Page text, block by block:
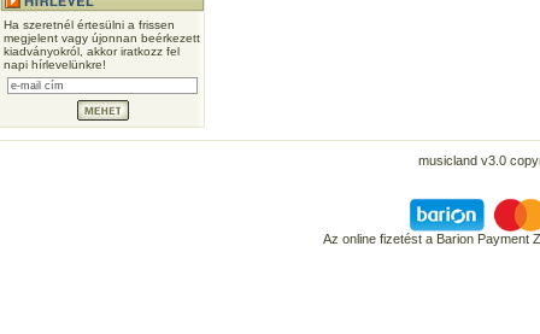
Ha szeretnél értesülni a frissen
megjelent vagy újonnan beérkezett
kiadványokról, akkor iratkozz fel
napi hírlevelünkre!
musicland v3.0
Az online fizetést a Barion Payment